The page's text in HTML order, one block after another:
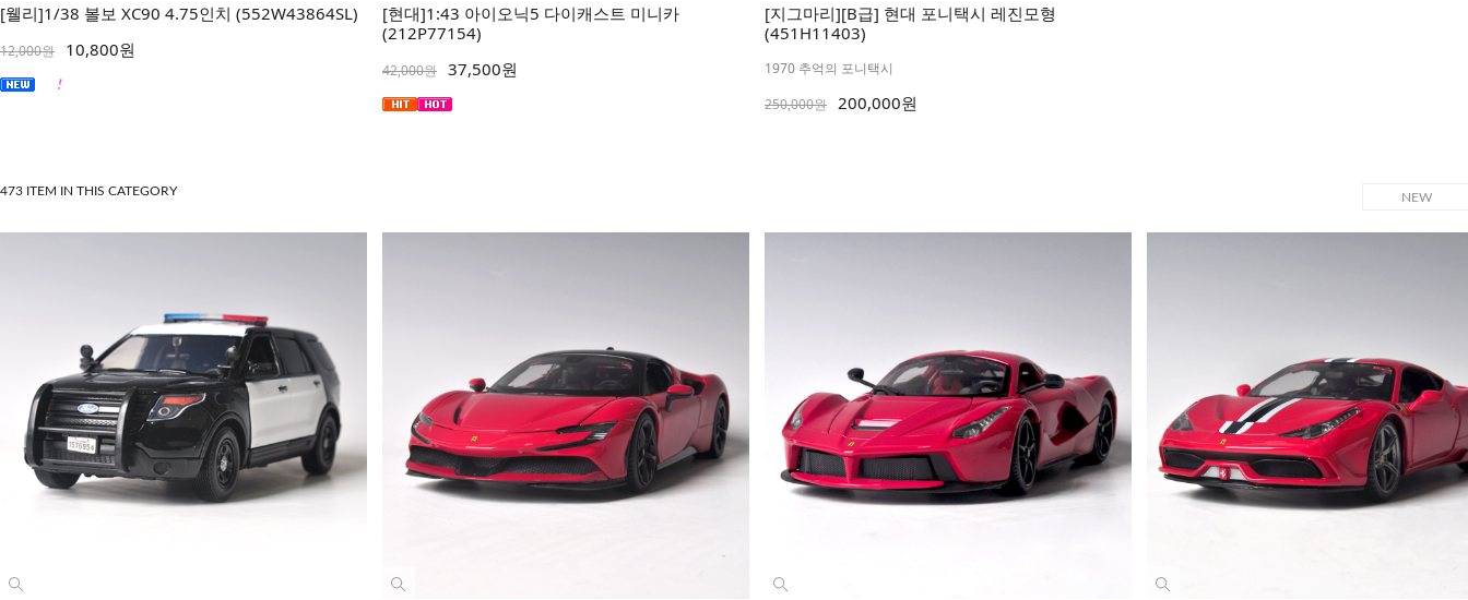
[웰리]1/38 볼보 XC90 4.75인치 (552W43864SL)
12,000원 10,800원
[현대]1:43 아이오닉5 다이캐스트 미니카
(212P77154)
42,000원 37,500원
[지그마리][B급] 현대 포니택시 레진모형
(451H11403)
1970 추억의 포니택시
250,000원 200,000원
473 ITEM IN THIS CATEGORY